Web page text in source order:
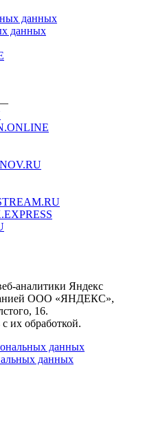
данных
данных
—
аналитики Яндекс
ООО «ЯНДЕКС»,
16.
их обработкой.
данных
данных